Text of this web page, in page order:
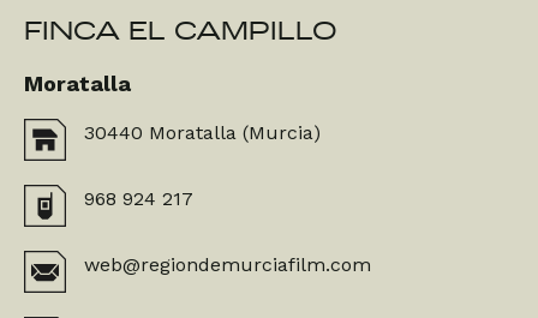
FINCA EL CAMPILLO
Moratalla
30440 Moratalla (Murcia)
968 924 217
web@regiondemurciafilm.com